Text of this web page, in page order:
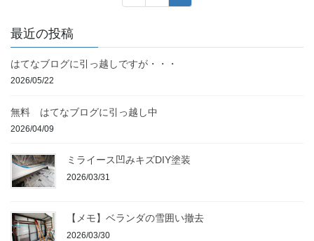
の
ペ
ー
送
り
定
定
最近の投稿
はてなブログに引っ越しですが・・・
2026/05/22
無料 はてなブログに引っ越し中
2026/04/09
ミライース凹みキズDIY塗装
2026/03/31
【メモ】ベランダの雪囲い撤去
2026/03/30